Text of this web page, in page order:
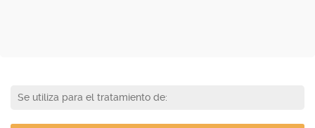
Se utiliza para el tratamiento de: